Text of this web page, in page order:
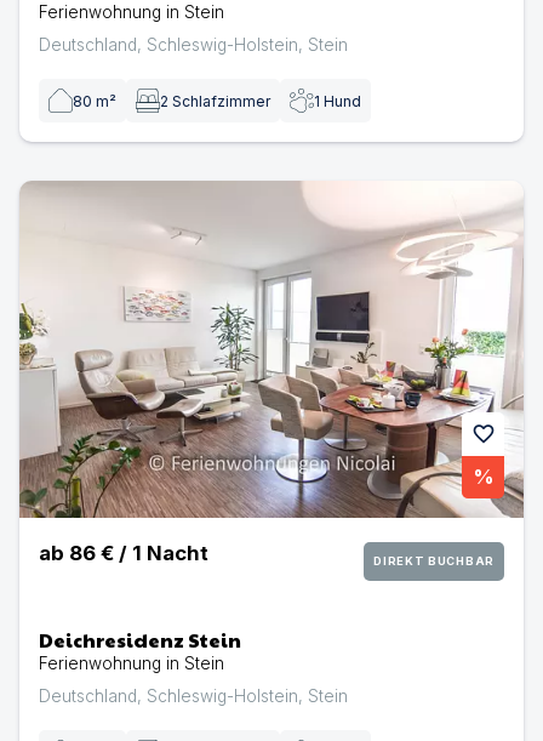
Ferienwohnung in Stein
Deutschland, Schleswig-Holstein, Stein
80 m² 2 Schlafzimmer 1 Hund
favorite
%
Deichresidenz Stein | Ferienwohnung in Stein
ab 86 € / 1 Nacht DIREKT BUCHBAR
Deichresidenz Stein
Ferienwohnung in Stein
Deutschland, Schleswig-Holstein, Stein